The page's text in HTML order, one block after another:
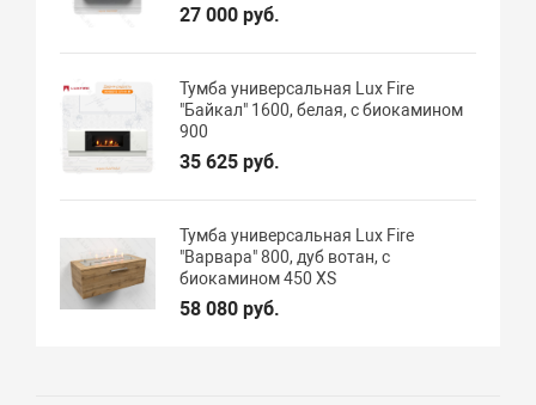
27 000 руб.
Тумба универсальная Lux Fire
"Байкал" 1600, белая, с биокамином
900
35 625 руб.
Тумба универсальная Lux Fire
"Варвара" 800, дуб вотан, с
биокамином 450 XS
58 080 руб.